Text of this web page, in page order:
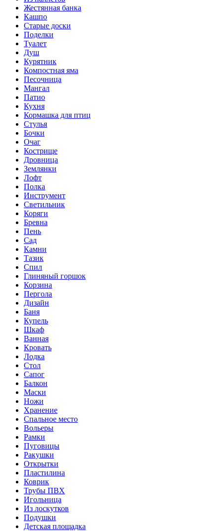
Жестянная банка
Кашпо
Старые доски
Поделки
Туалет
Душ
Курятник
Компостная яма
Песочница
Мангал
Патио
Кухня
Кормашка для птиц
Стулья
Бочки
Очаг
Кострище
Дровница
Землянки
Лофт
Полка
Инструмент
Светильник
Коряги
Бревна
Пень
Сад
Камни
Тазик
Спил
Глиняный горшок
Корзина
Пергола
Дизайн
Баня
Купель
Шкаф
Ванная
Кровать
Лодка
Стол
Сапог
Балкон
Маски
Ножи
Хранение
Спальное место
Вольеры
Рамки
Пуговицы
Ракушки
Открытки
Пластилина
Коврик
Трубы ПВХ
Игольница
Из лоскутков
Подушки
Детская площадка